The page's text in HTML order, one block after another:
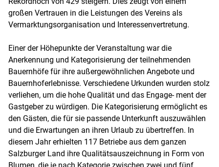
großen Vertrauen in die Leistungen des Vereins als
Vermarktungsorganisation und Interessenvertretung.
Einer der Höhepunkte der Veranstaltung war die
Anerkennung und Kategorisierung der teilnehmenden
Bauernhöfe für ihre außergewöhnlichen Angebote und
Bauernhoferlebnisse. Verschiedene Urkunden wurden stolz
verliehen, um die hohe Qualität und das Engage- ment der
Gastgeber zu würdigen. Die Kategorisierung ermöglicht es
den Gästen, die für sie passende Unterkunft auszuwählen
und die Erwartungen an ihren Urlaub zu übertreffen. In
diesem Jahr erhielten 117 Betriebe aus dem ganzen
Salzburger Land ihre Qualitätsauszeichnung in Form von